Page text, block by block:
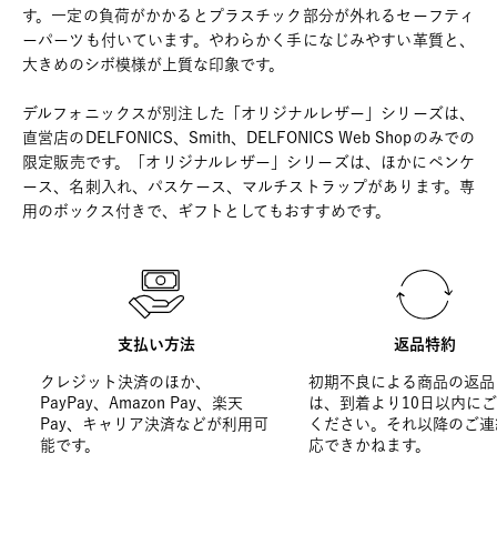
す。一定の負荷がかかるとプラスチック部分が外れるセーフティ
ーパーツも付いています。やわらかく手になじみやすい革質と、
大きめのシボ模様が上質な印象です。
デルフォニックスが別注した「オリジナルレザー」シリーズは、
直営店のDELFONICS、Smith、DELFONICS Web Shopのみでの
限定販売です。「オリジナルレザー」シリーズは、ほかにペンケ
ース、名刺入れ、パスケース、マルチストラップがあります。専
用のボックス付きで、ギフトとしてもおすすめです。
支払い方法
クレジット決済のほか、
PayPay、Amazon Pay、楽天
Pay、キャリア決済などが利用可
能です。
返品特約
初期不良による商品の返
は、到着より10日以内に
ください。それ以降のご
応できかねます。